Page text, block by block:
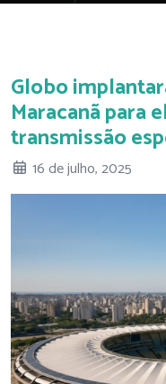
Globo
Maracanã para
transmissão
16 de julho, 2025